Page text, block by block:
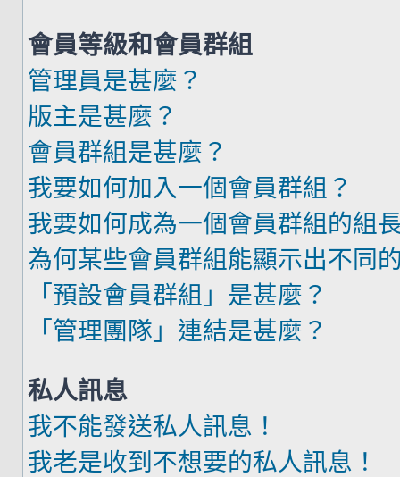
會員等級和會員群組
管理員是甚麼？
版主是甚麼？
會員群組是甚麼？
我要如何加入一個會員群組？
我要如何成為一個會員群組的組
為何某些會員群組能顯示出不同
「預設會員群組」是甚麼？
「管理團隊」連結是甚麼？
私人訊息
我不能發送私人訊息！
我老是收到不想要的私人訊息！